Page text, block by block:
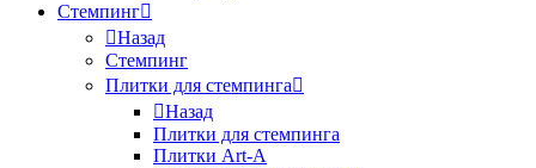
Стемпинг
Назад
Стемпинг
Плитки для стемпинга
Назад
Плитки для стемпинга
Плитки Art-A